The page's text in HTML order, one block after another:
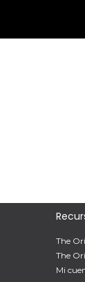
The
The
Mi